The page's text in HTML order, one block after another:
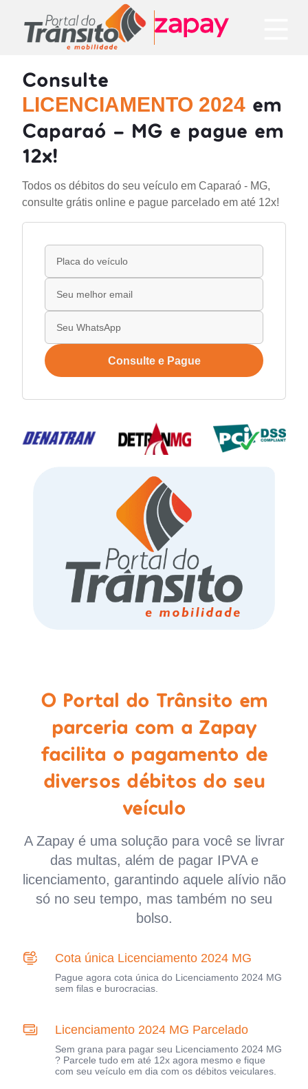
Consulte
LICENCIAMENTO 2024 em
Caparaó - MG e pague em
12x!
Todos os débitos do seu veículo em Caparaó - MG,
consulte grátis online e pague parcelado em até 12x!
Consulte e Pague
O Portal do Trânsito em
parceria com a Zapay
facilita o pagamento de
diversos débitos do seu
veículo
A Zapay é uma solução para você se livrar
das multas, além de pagar IPVA e
licenciamento, garantindo aquele alívio não
só no seu tempo, mas também no seu
bolso.
Cota única Licenciamento 2024 MG
Pague agora cota única do Licenciamento 2024 MG
sem filas e burocracias.
Licenciamento 2024 MG Parcelado
Sem grana para pagar seu Licenciamento 2024 MG
? Parcele tudo em até 12x agora mesmo e fique
com seu veículo em dia com os débitos veiculares.